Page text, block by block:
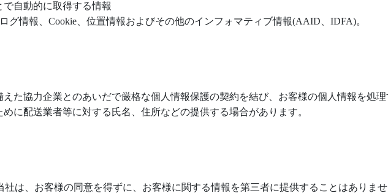
自動的に取得する情報
ログ情報、 Cookie 、位置情報およびその他のインフォマティブ情報(AAID IDFA)。
た協力企業とのあいだで厳格な個人情報保護の契約を結び、お客様の個人情報を処
に配送業者等に対する氏名、住所などの提供する場合があります。
社は、お客様の同意を得ずに、お客様に関する情報を第三者に提供することはありま